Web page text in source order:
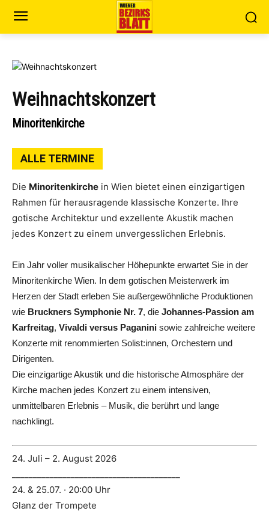
Weihnachtskonzert
Minoritenkirche
ALLE TERMINE
Die Minoritenkirche in Wien bietet einen einzigartigen
Rahmen für herausragende klassische Konzerte. Ihre
gotische Architektur und exzellente Akustik machen
jedes Konzert zu einem unvergesslichen Erlebnis.
Ein Jahr voller musikalischer Höhepunkte erwartet Sie in der
Minoritenkirche Wien. In dem gotischen Meisterwerk im
Herzen der Stadt erleben Sie außergewöhnliche Produktionen
wie Bruckners Symphonie Nr. 7, die Johannes-Passion am
Karfreitag, Vivaldi versus Paganini sowie zahlreiche weitere
Konzerte mit renommierten Solist:innen, Orchestern und
Dirigenten.
Die einzigartige Akustik und die historische Atmosphäre der
Kirche machen jedes Konzert zu einem intensiven,
unmittelbaren Erlebnis – Musik, die berührt und lange
nachklingt.
24. Juli – 2. August 2026
24. & 25.07. · 20:00 Uhr
Glanz der Trompete